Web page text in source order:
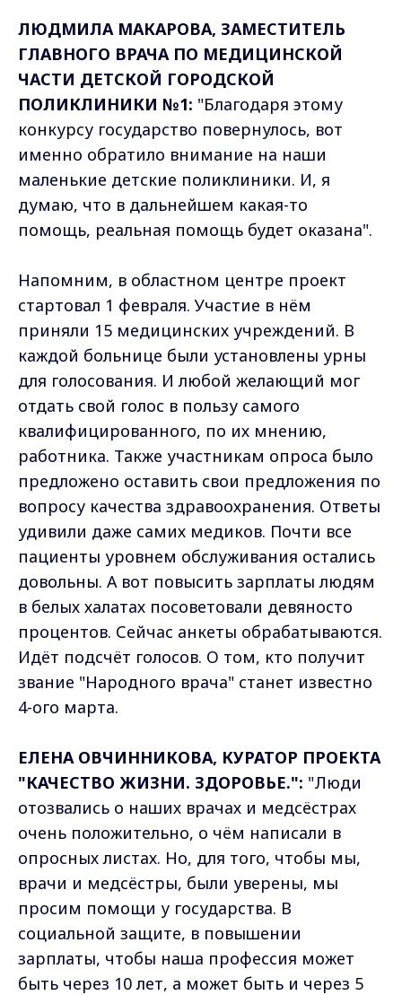
ЛЮДМИЛА МАКАРОВА, ЗАМЕСТИТЕЛЬ
ГЛАВНОГО ВРАЧА ПО МЕДИЦИНСКОЙ
ЧАСТИ ДЕТСКОЙ ГОРОДСКОЙ
ПОЛИКЛИНИКИ №1: "Благодаря этому
конкурсу государство повернулось, вот
именно обратило внимание на наши
маленькие детские поликлиники. И, я
думаю, что в дальнейшем какая-то
помощь, реальная помощь будет оказана".
Напомним, в областном центре проект
стартовал 1 февраля. Участие в нём
приняли 15 медицинских учреждений. В
каждой больнице были установлены урны
для голосования. И любой желающий мог
отдать свой голос в пользу самого
квалифицированного, по их мнению,
работника. Также участникам опроса было
предложено оставить свои предложения по
вопросу качества здравоохранения. Ответы
удивили даже самих медиков. Почти все
пациенты уровнем обслуживания остались
довольны. А вот повысить зарплаты людям
в белых халатах посоветовали девяносто
процентов. Сейчас анкеты обрабатываются.
Идёт подсчёт голосов. О том, кто получит
звание "Народного врача" станет известно
4-ого марта.
ЕЛЕНА ОВЧИННИКОВА, КУРАТОР ПРОЕКТА
"КАЧЕСТВО ЖИЗНИ. ЗДОРОВЬЕ.": "Люди
отозвались о наших врачах и медсёстрах
очень положительно, о чём написали в
опросных листах. Но, для того, чтобы мы,
врачи и медсёстры, были уверены, мы
просим помощи у государства. В
социальной защите, в повышении
зарплаты, чтобы наша профессия может
быть через 10 лет, а может быть и через 5